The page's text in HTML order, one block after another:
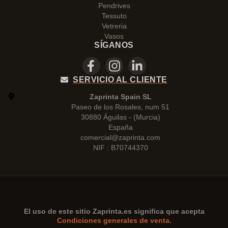
Pendrives
Tessuto
Vetreria
Vasos
SÍGANOS
SERVICIO AL CLIENTE
Zaprinta Spain SL
Paseo de los Rosales, num 51
30880 Águilas - (Murcia)
España
comercial@zaprinta.com
NIF : B70744370
El uso de este sitio Zaprinta.es significa que acepta
Condiciones generales de venta.